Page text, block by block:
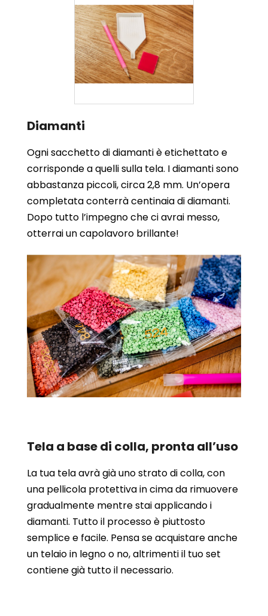
Diamanti
Ogni sacchetto di diamanti è etichettato e
corrisponde a quelli sulla tela. I diamanti sono
abbastanza piccoli, circa 2,8 mm. Un’opera
completata conterrà centinaia di diamanti.
Dopo tutto l’impegno che ci avrai messo,
otterrai un capolavoro brillante!
Tela a base di colla, pronta all’uso
La tua tela avrà già uno strato di colla, con
una pellicola protettiva in cima da rimuovere
gradualmente mentre stai applicando i
diamanti. Tutto il processo è piuttosto
semplice e facile. Pensa se acquistare anche
un telaio in legno o no, altrimenti il tuo set
contiene già tutto il necessario.